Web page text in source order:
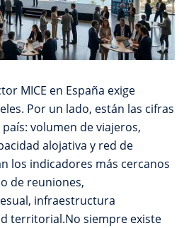
MICE en España exige
Por un lado, están las cifras
volumen de viajeros,
alojativa y red de
los indicadores más cercanos
de reuniones,
infraestructura
territorial.No siempre existe